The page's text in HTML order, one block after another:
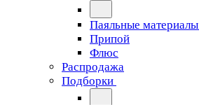
Паяльные материалы
Припой
Флюс
Распродажа
Подборки